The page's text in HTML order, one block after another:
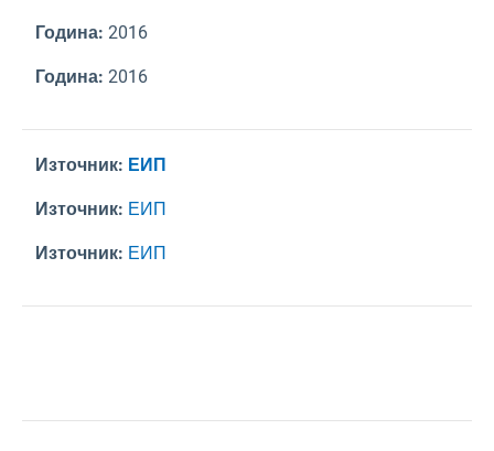
Година: 2016
Година: 2016
Източник: ЕИП
Източник: ЕИП
Източник: ЕИП